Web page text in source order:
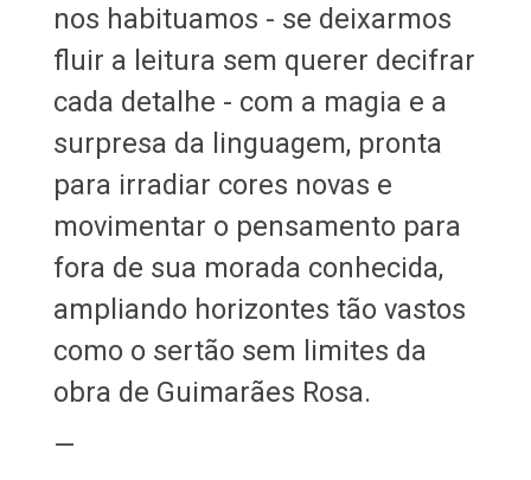
nos habituamos - se deixarmos
fluir a leitura sem querer decifrar
cada detalhe - com a magia e a
surpresa da linguagem, pronta
para irradiar cores novas e
movimentar o pensamento para
fora de sua morada conhecida,
ampliando horizontes tão vastos
como o sertão sem limites da
obra de Guimarães Rosa.
—